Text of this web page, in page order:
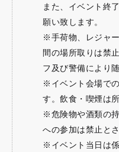
また、イベント終
願い致します。
※手荷物、レジャ
間の場所取りは禁
フ及び警備により
※イベント会場で
す。飲食・喫煙は
※危険物や酒類の
への参加は禁止と
※イベント当日は